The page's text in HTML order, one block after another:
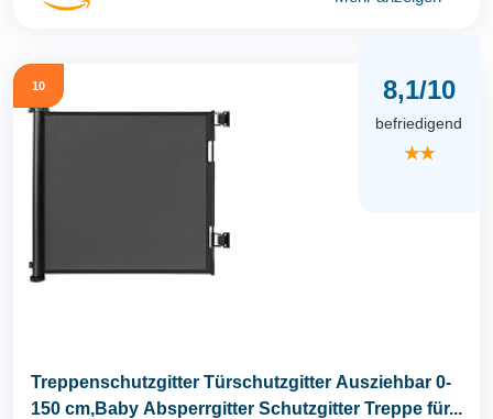
10 8,1/10
befriedigend
★★
Treppenschutzgitter Türschutzgitter Ausziehbar 0-
150 cm,Baby Absperrgitter Schutzgitter Treppe für...